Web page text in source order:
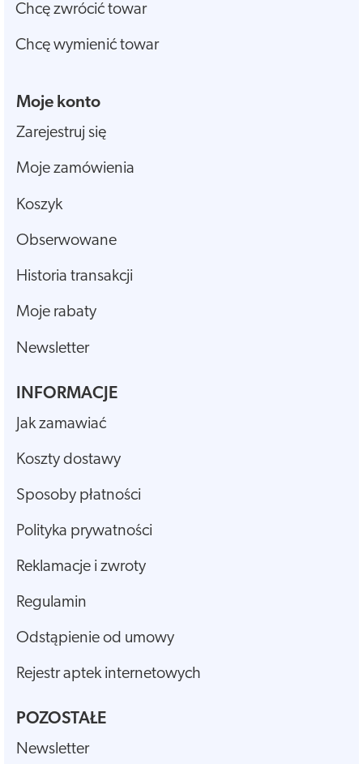
Chcę zwrócić towar
Chcę wymienić towar
Moje konto
Zarejestruj się
Moje zamówienia
Koszyk
Obserwowane
Historia transakcji
Moje rabaty
Newsletter
INFORMACJE
Jak zamawiać
Koszty dostawy
Sposoby płatności
Polityka prywatności
Reklamacje i zwroty
Regulamin
Odstąpienie od umowy
Rejestr aptek internetowych
POZOSTAŁE
Newsletter